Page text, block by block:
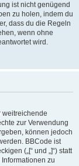
ist nicht genügend
zu holen, indem du
dass du die Regeln
wenn ohne
wird.
weitreichende
zur Verwendung
können jedoch
BBCode ist
(„[“ und „]“) statt
Informationen zu